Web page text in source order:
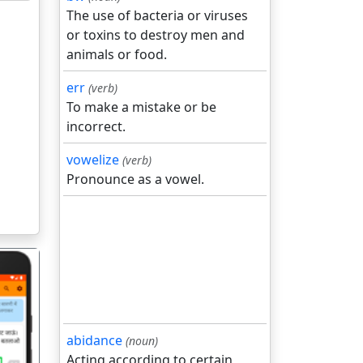
The use of bacteria or viruses
or toxins to destroy men and
animals or food.
err (verb)
To make a mistake or be
incorrect.
vowelize (verb)
Pronounce as a vowel.
abidance (noun)